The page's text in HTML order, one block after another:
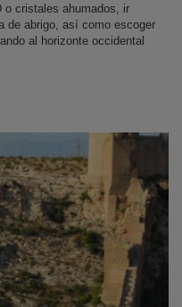
o cristales ahumados, ir
de abrigo, así como escoger
al horizonte occidental